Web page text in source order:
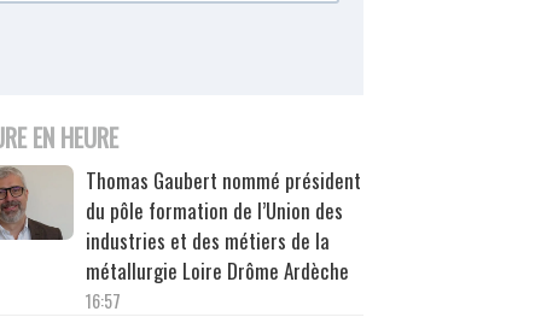
EN HEURE
Thomas Gaubert nommé président
du pôle formation de l’Union des
industries et des métiers de la
métallurgie Loire Drôme Ardèche
16:57